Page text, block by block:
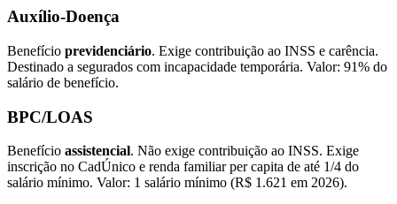
Auxílio-Doença
Benefício previdenciário. Exige contribuição ao INSS e carência.
Destinado a segurados com incapacidade temporária. Valor: 91% do
salário de benefício.
BPC/LOAS
Benefício assistencial. Não exige contribuição ao INSS. Exige
inscrição no CadÚnico e renda familiar per capita de até 1/4 do
salário mínimo. Valor: 1 salário mínimo (R$ 1.621 em 2026).